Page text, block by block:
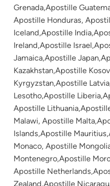
Grenada,Apostille
Apostille Honduras,
Iceland,Apostille
Ireland,Apostille
Jamaica,Apostille
Kazakhstan,Apostille
Kyrgyzstan,Apostille
Lesotho,Apostille
Apostille
Malawi, Apostille
Islands,Apostille
Monaco, Apostille
Montenegro,Apostille
Apostille
Zealand,Apostille